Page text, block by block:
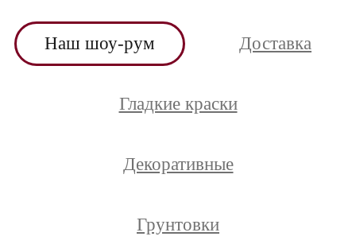
Наш шоу-рум Доставка
Гладкие краски
Декоративные
Грунтовки